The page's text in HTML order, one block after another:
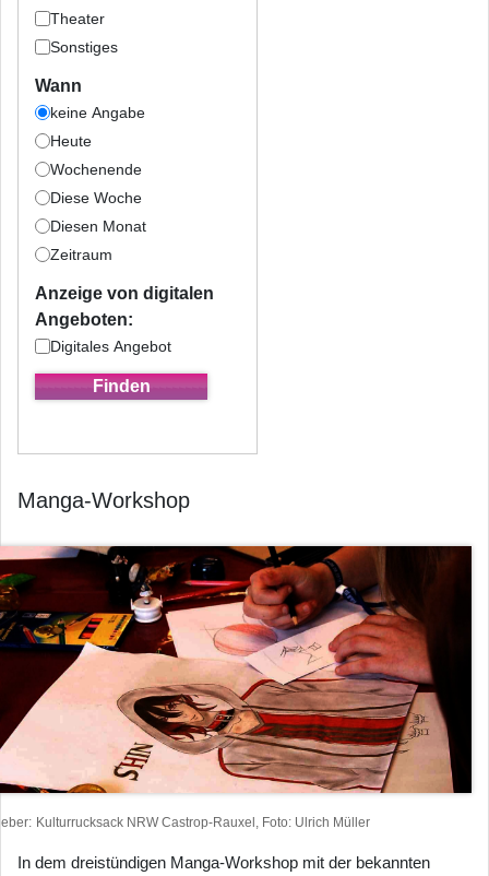
Theater
Sonstiges
Wann
keine Angabe
Heute
Wochenende
Diese Woche
Diesen Monat
Zeitraum
Anzeige von digitalen
Angeboten:
Digitales Angebot
Manga-Workshop
Kulturrucksack NRW Castrop-Rauxel, Foto: Ulrich Müller
In dem dreistündigen Manga-Workshop mit der bekannten